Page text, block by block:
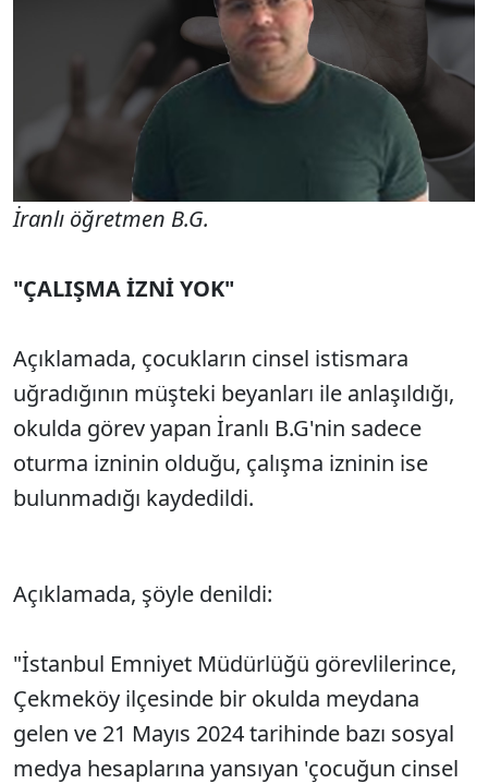
İranlı öğretmen B.G.
"ÇALIŞMA İZNİ YOK"
Açıklamada, çocukların cinsel istismara
uğradığının müşteki beyanları ile anlaşıldığı,
okulda görev yapan İranlı B.G'nin sadece
oturma izninin olduğu, çalışma izninin ise
bulunmadığı kaydedildi.
Açıklamada, şöyle denildi:
"İstanbul Emniyet Müdürlüğü görevlilerince,
Çekmeköy ilçesinde bir okulda meydana
gelen ve 21 Mayıs 2024 tarihinde bazı sosyal
medya hesaplarına yansıyan 'çocuğun cinsel